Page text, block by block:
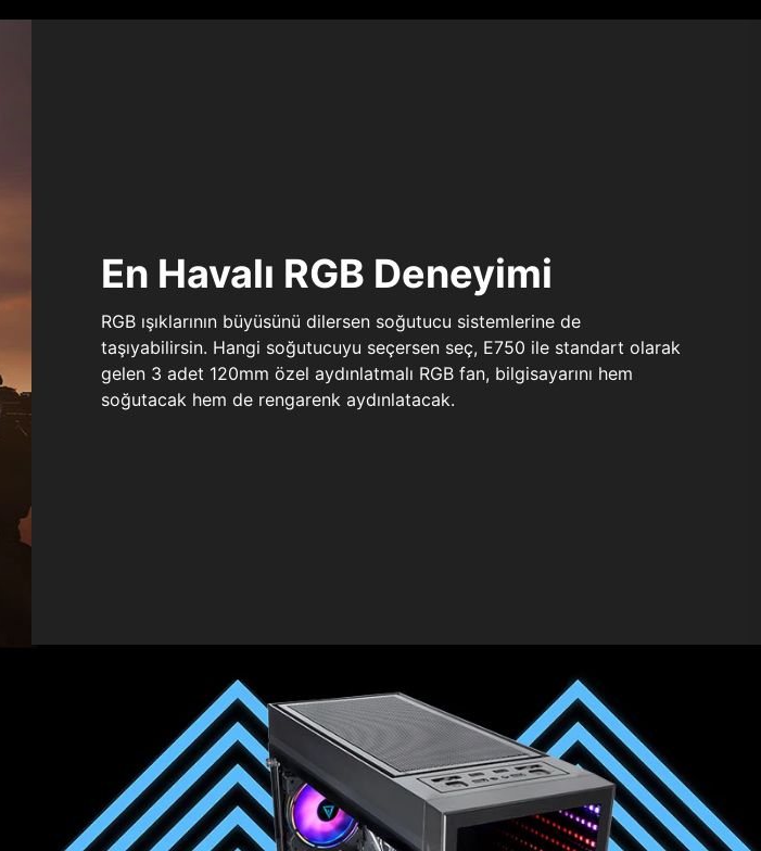
En Havalı RGB Deneyimi
RGB ışıklarının büyüsünü dilersen soğutucu sistemlerine de
taşıyabilirsin. Hangi soğutucuyu seçersen seç, E750 ile standart olarak
gelen 3 adet 120mm özel aydınlatmalı RGB fan, bilgisayarını hem
soğutacak hem de rengarenk aydınlatacak.